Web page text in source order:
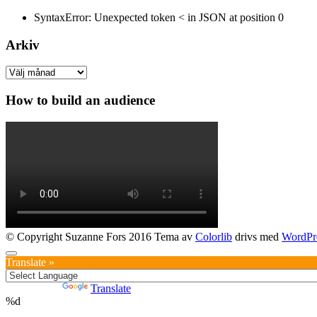
SyntaxError: Unexpected token < in JSON at position 0
Arkiv
Arkiv
How to build an audience
© Copyright Suzanne Fors 2016 Tema av Colorlib drivs med
Translate »
Translate
%d